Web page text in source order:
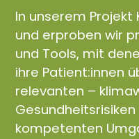
In unserem Projekt
und erproben wir
und Tools, mit
ihre Patient:innen
relevanten –
kompetenten